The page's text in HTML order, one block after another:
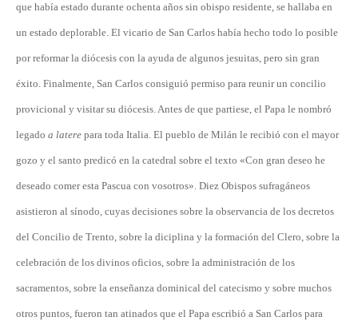
que había estado durante ochenta años sin obispo residente, se hallaba en
un estado deplorable. El vicario de San Carlos había hecho todo lo posible
por reformar la diócesis con la ayuda de algunos jesuitas, pero sin gran
éxito. Finalmente, San Carlos consiguió permiso para reunir un concilio
provicional y visitar su diócesis. Antes de que partiese, el Papa le nombró
legado a latere para toda Italia. El pueblo de Milán le recibió con el mayor
gozo y el santo predicó en la catedral sobre el texto «Con gran deseo he
deseado comer esta Pascua con vosotros». Diez Obispos sufragáneos
asistieron al sínodo, cuyas decisiones sobre la observancia de los decretos
del Concilio de Trento, sobre la diciplina y la formación del Clero, sobre la
celebración de los divinos oficios, sobre la administración de los
sacramentos, sobre la enseñanza dominical del catecismo y sobre muchos
otros puntos, fueron tan atinados que el Papa escribió a San Carlos para